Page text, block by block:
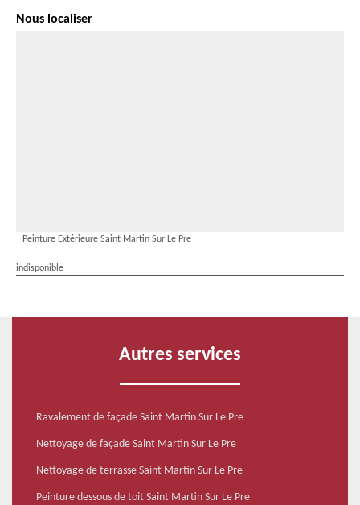
Nous localiser
Peinture Extérieure Saint Martin Sur Le Pre
indisponible
Autres services
Ravalement de façade Saint Martin Sur Le Pre
Nettoyage de façade Saint Martin Sur Le Pre
Nettoyage de terrasse Saint Martin Sur Le Pre
Peinture dessous de toit Saint Martin Sur Le Pre